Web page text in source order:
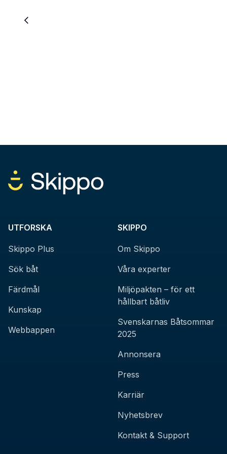
UTFORSKA
Skippo Plus
Sök båt
Färdmål
Kunskap
Webbappen
SKIPPO
Om Skippo
Våra experter
Miljöpakten – för ett
hållbart båtliv
Svenskarnas Båtsommar
2025
Annonsera
Press
Karriär
Nyhetsbrev
Kontakt & Support